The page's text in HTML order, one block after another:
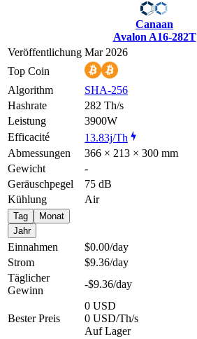
Canaan
Avalon A16-282T
Veröffentlichung Mar 2026
Top Coin
Algorithm
SHA-256
Hashrate
282 Th/s
Leistung
3900W
Efficacité
13.83j/Th
Abmessungen
366 × 213 × 300 mm
Gewicht
-
Geräuschpegel
75 dB
Kühlung
Air
Tag
Monat
Jahr
Einnahmen $0.00/day
Strom
$9.36/day
Täglicher
Gewinn
-$9.36/day
Bester Preis
0 USD
0 USD/Th/s
Auf Lager